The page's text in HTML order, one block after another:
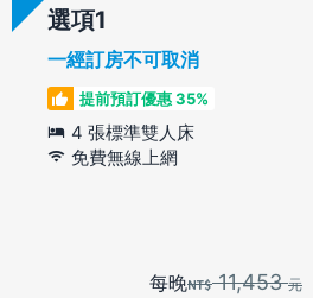
選項
一經訂房不可取消
提前預訂優惠 35%
4 張標準雙人床
免費無線上網
每晚 11,453元